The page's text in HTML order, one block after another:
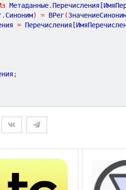
Метаданные.
. Синоним) = ВРег (
=
;